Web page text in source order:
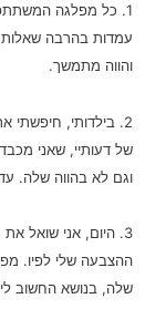
1. כל מפלגה
עמדות בהרבה
והווה מתמשך.
2. בילדותי,
של דעותיי, שאני
וגם לא בהווה שלה.
3. היום, אני שואל
ההצבעה שלי לפיו.
שלה, בנושא החשוב